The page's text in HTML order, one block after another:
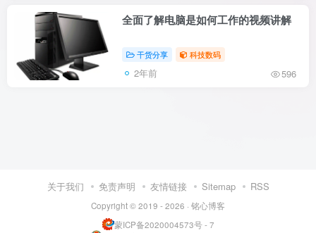
全面了解电脑是如何工作的视频讲解
干货分享 科技数码
2年前 596
关于我们 免责声明 友情链接 Sitemap RSS
Copyright © 2019 - 2026 · 铭心博客
蒙ICP备2020004573号 - 7